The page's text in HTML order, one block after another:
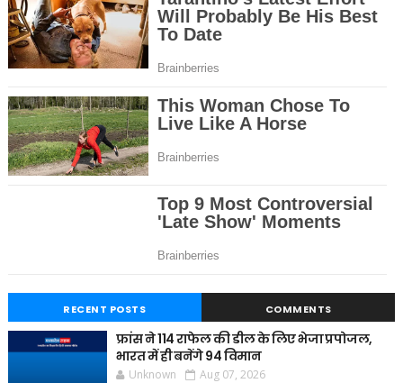
RECENT POSTS COMMENTS
फ्रांस ने 114 राफेल की डील के लिए भेजा प्रपोजल,
भारत में ही बनेंगे 94 विमान
Unknown Aug 07, 2026